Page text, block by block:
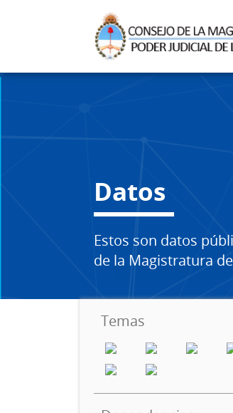
Datos
Estos son datos
de la Magistratura
Temas